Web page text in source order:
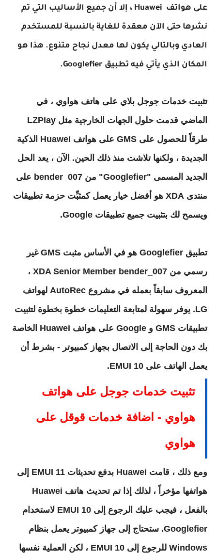
على هواتف Huawei ، إلا أن جميع الأساليب التي تم
نشرها حتى الآن معقدة للغاية بالنسبة للمستخدم
العادي وبالتالي يكون لها معدل نجاح متنوع. هذا هو
المكان الذي يأتي فيه تطبيق Googlefier.
تثبيت خدمات جوجل بلاي على هاتف هواوي ، في
الماضي قدمت حلول الجهات الخارجية مثل LZPlay
طرقاً للحصول على GMS على هواتف Huawei الذكية
الجديدة ، ولكنها تلاشت منذ ذلك الحين. الآن ، يعد الحل
الجديد المسمى "Googlefier" من bender_007 على
منتدى XDA هو أفضل خيار يعمل كمثبِّت حزمة تطبيقات
ويسمح لك بتثبيت جميع تطبيقات Google.
تطبيق Googlefier هو في الأساس مثبت GMS غير
رسمي من XDA Senior Member bender_007 ،
المعروف سابقاً بعمله في مشروع AutoRec لهواتف
LG. يوفر سهولة لمتابعة التعليمات خطوة بخطوة لتثبيت
تطبيقات GMS و Google على هواتف Huawei الخاصة
بك دون الحاجة إلى الاتصال بجهاز كمبيوتر - بشرط أن
يعمل الهاتف على EMUI 10.
تثبيت خدمات جوجل على هواتف
هواوي - اضافة خدمات قوقل على
هواوي
ومع ذلك ، قامت Huawei بدفع تحديثات EMUI 11 إلى
هواتفها مؤخراً ، لذلك إذا تم تحديث هاتف Huawei
بالفعل ، فيجب عليك الرجوع إلى EMUI 10 لاستخدام
Googlefier. ستحتاج إلى جهاز كمبيوتر يعمل بنظام
Windows للرجوع إلى EMUI 10 ، لكن العملية نفسها